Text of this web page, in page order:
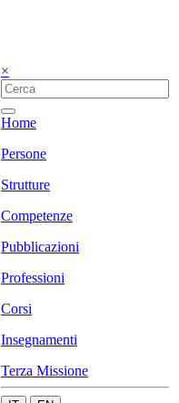
×
Home
Persone
Strutture
Competenze
Pubblicazioni
Professioni
Corsi
Insegnamenti
Terza Missione